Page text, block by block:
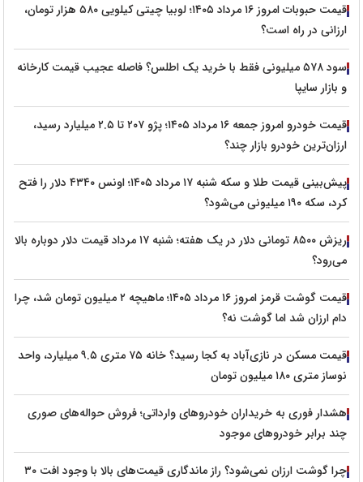
قیمت حبوبات امروز ۱۶ مرداد ۱۴۰۵؛ لوبیا چیتی کیلویی ۵۸۰ هزار تومان،
ارزانی در راه است؟
سود ۵۷۸ میلیونی فقط با خرید یک اطلس؟ فاصله عجیب قیمت کارخانه
و بازار سایپا
قیمت خودرو امروز جمعه ۱۶ مرداد ۱۴۰۵؛ پژو ۲۰۷ تا ۲.۵ میلیارد رسید،
ارزان‌ترین خودرو بازار چند؟
پیش‌بینی قیمت طلا و سکه شنبه ۱۷ مرداد ۱۴۰۵؛ اونس ۴۳۴۰ دلار را فتح
کرد، سکه ۱۹۰ میلیونی می‌شود؟
ریزش ۸۵۰۰ تومانی دلار در یک هفته؛ شنبه ۱۷ مرداد قیمت دلار دوباره بالا
می‌رود؟
قیمت گوشت قرمز امروز ۱۶ مرداد ۱۴۰۵؛ ماهیچه ۲ میلیون تومان شد، چرا
دام ارزان شد اما گوشت نه؟
قیمت مسکن در نازی‌آباد به کجا رسید؟ خانه ۷۵ متری ۹.۵ میلیارد، واحد
نوساز متری ۱۸۰ میلیون تومان
هشدار فوری به خریداران خودروهای وارداتی؛ فروش حواله‌های صوری
چند برابر خودروهای موجود
چرا گوشت ارزان نمی‌شود؟ راز ماندگاری قیمت‌های بالا با وجود افت ۳۰